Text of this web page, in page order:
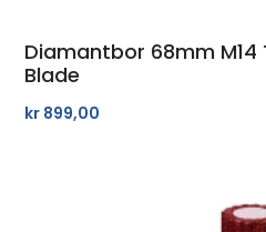
Diamantbor 68mm
Blade
kr 899,00